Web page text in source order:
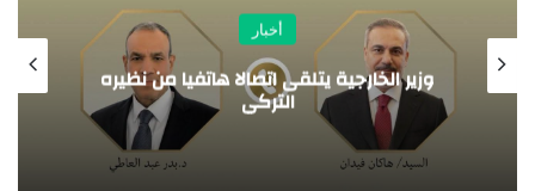
أخبار
الخارجية يتلقى اتصالا هاتفيا من نظيره
التركي
مصر